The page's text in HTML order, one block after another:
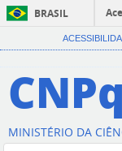
BRASIL
CNPq
MINISTÉRIO DA